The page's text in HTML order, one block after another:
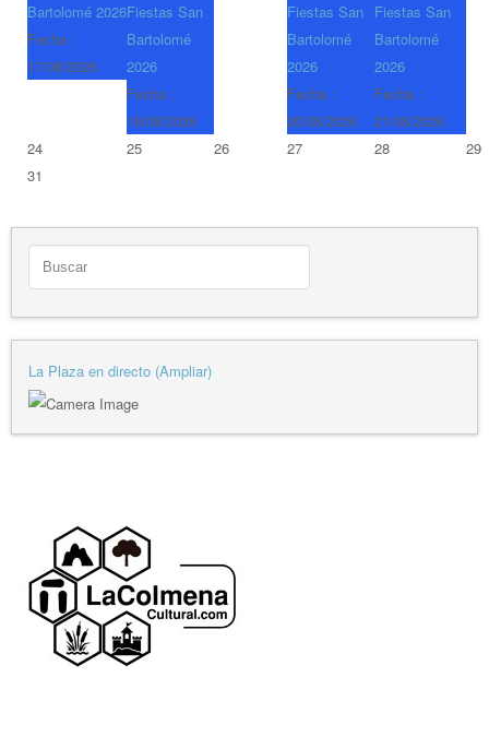
Bartolomé 2026
Fecha :
17/08/2026
Fiestas San
Bartolomé
2026
Fecha :
18/08/2026
Fiestas San
Bartolomé
2026
Fecha :
20/08/2026
Fiestas San
Bartolomé
2026
Fecha :
21/08/2026
24 25 26 27 28
29
31
La Plaza en directo (Ampliar)